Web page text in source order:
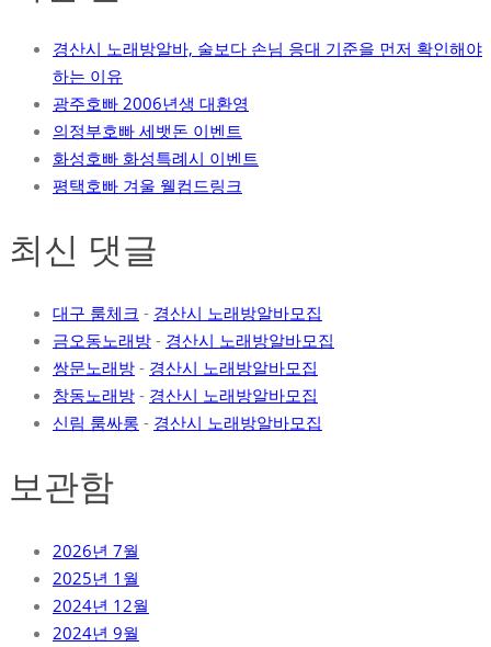
경산시 노래방알바, 술보다 손님 응대 기준을 먼저 확인해야
하는 이유
광주호빠 2006년생 대환영
의정부호빠 세뱃돈 이벤트
화성호빠 화성특례시 이벤트
평택호빠 겨울 웰컴드링크
최신 댓글
대구 룸체크 - 경산시 노래방알바모집
금오동노래방 - 경산시 노래방알바모집
쌍문노래방 - 경산시 노래방알바모집
창동노래방 - 경산시 노래방알바모집
신림 룸싸롱 - 경산시 노래방알바모집
보관함
2026년 7월
2025년 1월
2024년 12월
2024년 9월